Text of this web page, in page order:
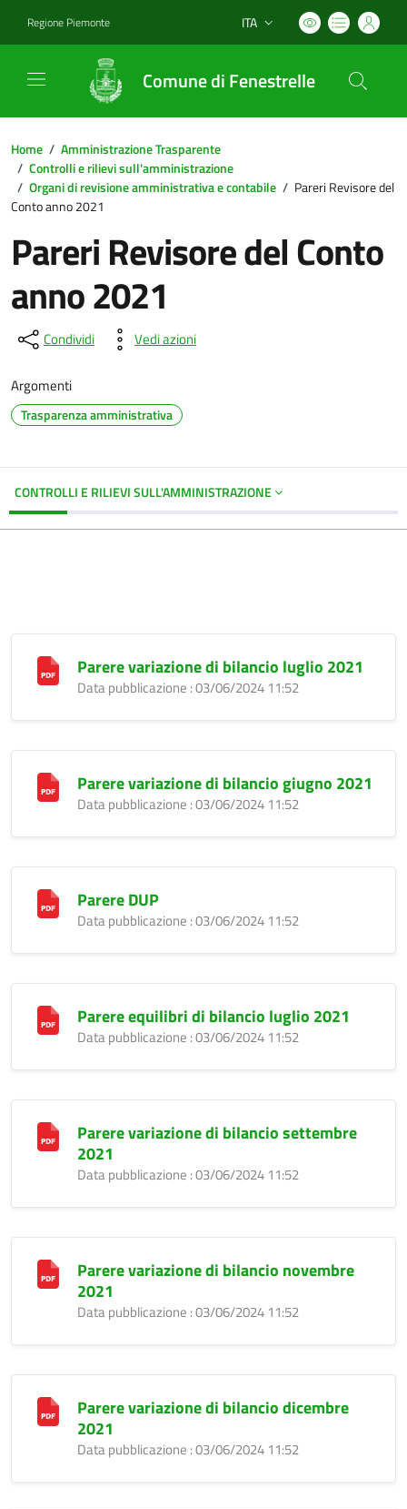
Regione Piemonte Lingua attiva:
ITA
Comune di Fenestrelle
Home / Amministrazione Trasparente
/ Controlli e rilievi sull'amministrazione
/ Organi di revisione amministrativa e contabile / Pareri Revisore del
Conto anno 2021
Pareri Revisore del Conto
anno 2021
Condividi Vedi azioni
Argomenti
Trasparenza amministrativa
CONTROLLI E RILIEVI SULL'AMMINISTRAZIONE
Parere variazione di bilancio luglio 2021
Data pubblicazione : 03/06/2024 11:52
Parere variazione di bilancio giugno 2021
Data pubblicazione : 03/06/2024 11:52
Parere DUP
Data pubblicazione : 03/06/2024 11:52
Parere equilibri di bilancio luglio 2021
Data pubblicazione : 03/06/2024 11:52
Parere variazione di bilancio settembre
2021
Data pubblicazione : 03/06/2024 11:52
Parere variazione di bilancio novembre
2021
Data pubblicazione : 03/06/2024 11:52
Parere variazione di bilancio dicembre
2021
Data pubblicazione : 03/06/2024 11:52